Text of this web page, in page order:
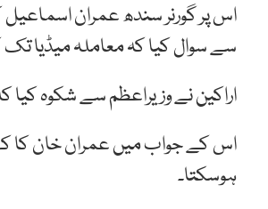
اس پر گورنر سندھ عمران اسماعیل
سے سوال کیا کہ معاملہ میڈیا
اراکین نے وزیراعظم سے شکوہ کیا
اس کے جواب میں عمران خان کا
ہوسکتا۔